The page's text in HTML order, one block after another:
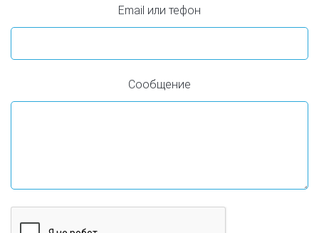
Email или тефон
Сообщение